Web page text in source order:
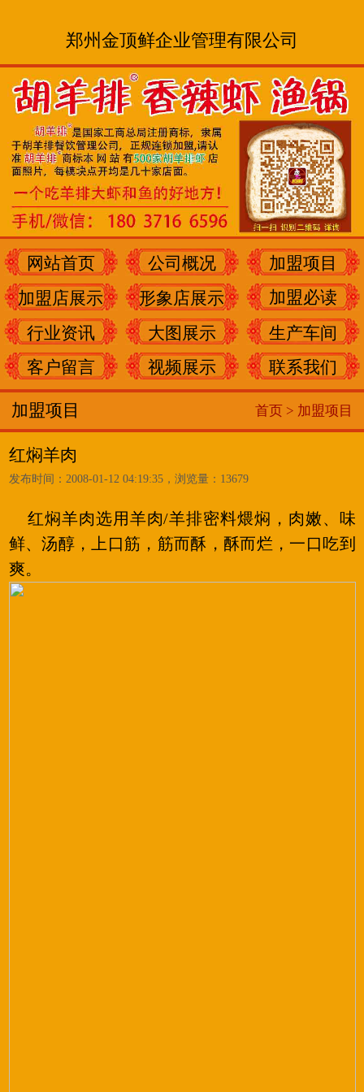
郑州金顶鲜企业管理有限公司
网站首页 公司概况
加盟项目
加盟店展示
形象店展示
加盟必读
行业资讯
大图展示
生产车间
客户留言
视频展示 联系我们
加盟项目 加盟项目
首页 >
红焖羊肉
发布时间：2008-01-12 04:19:35，浏览量：13679
红焖羊肉选用羊肉/羊排密料煨焖，肉嫩、味
鲜、汤醇，上口筋，筋而酥，酥而烂，一口吃到
爽。